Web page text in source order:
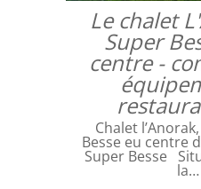
Le chalet
Super
centre -
Chalet
Besse eu centre
Super Besse
la…